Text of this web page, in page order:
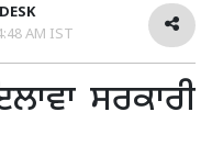
AM IST
ਸਰਕਾਰੀ